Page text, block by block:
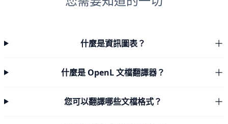
什麼是資訊圖表？
什麼是 OpenL 文檔翻譯器？
您可以翻譯哪些文檔格式？